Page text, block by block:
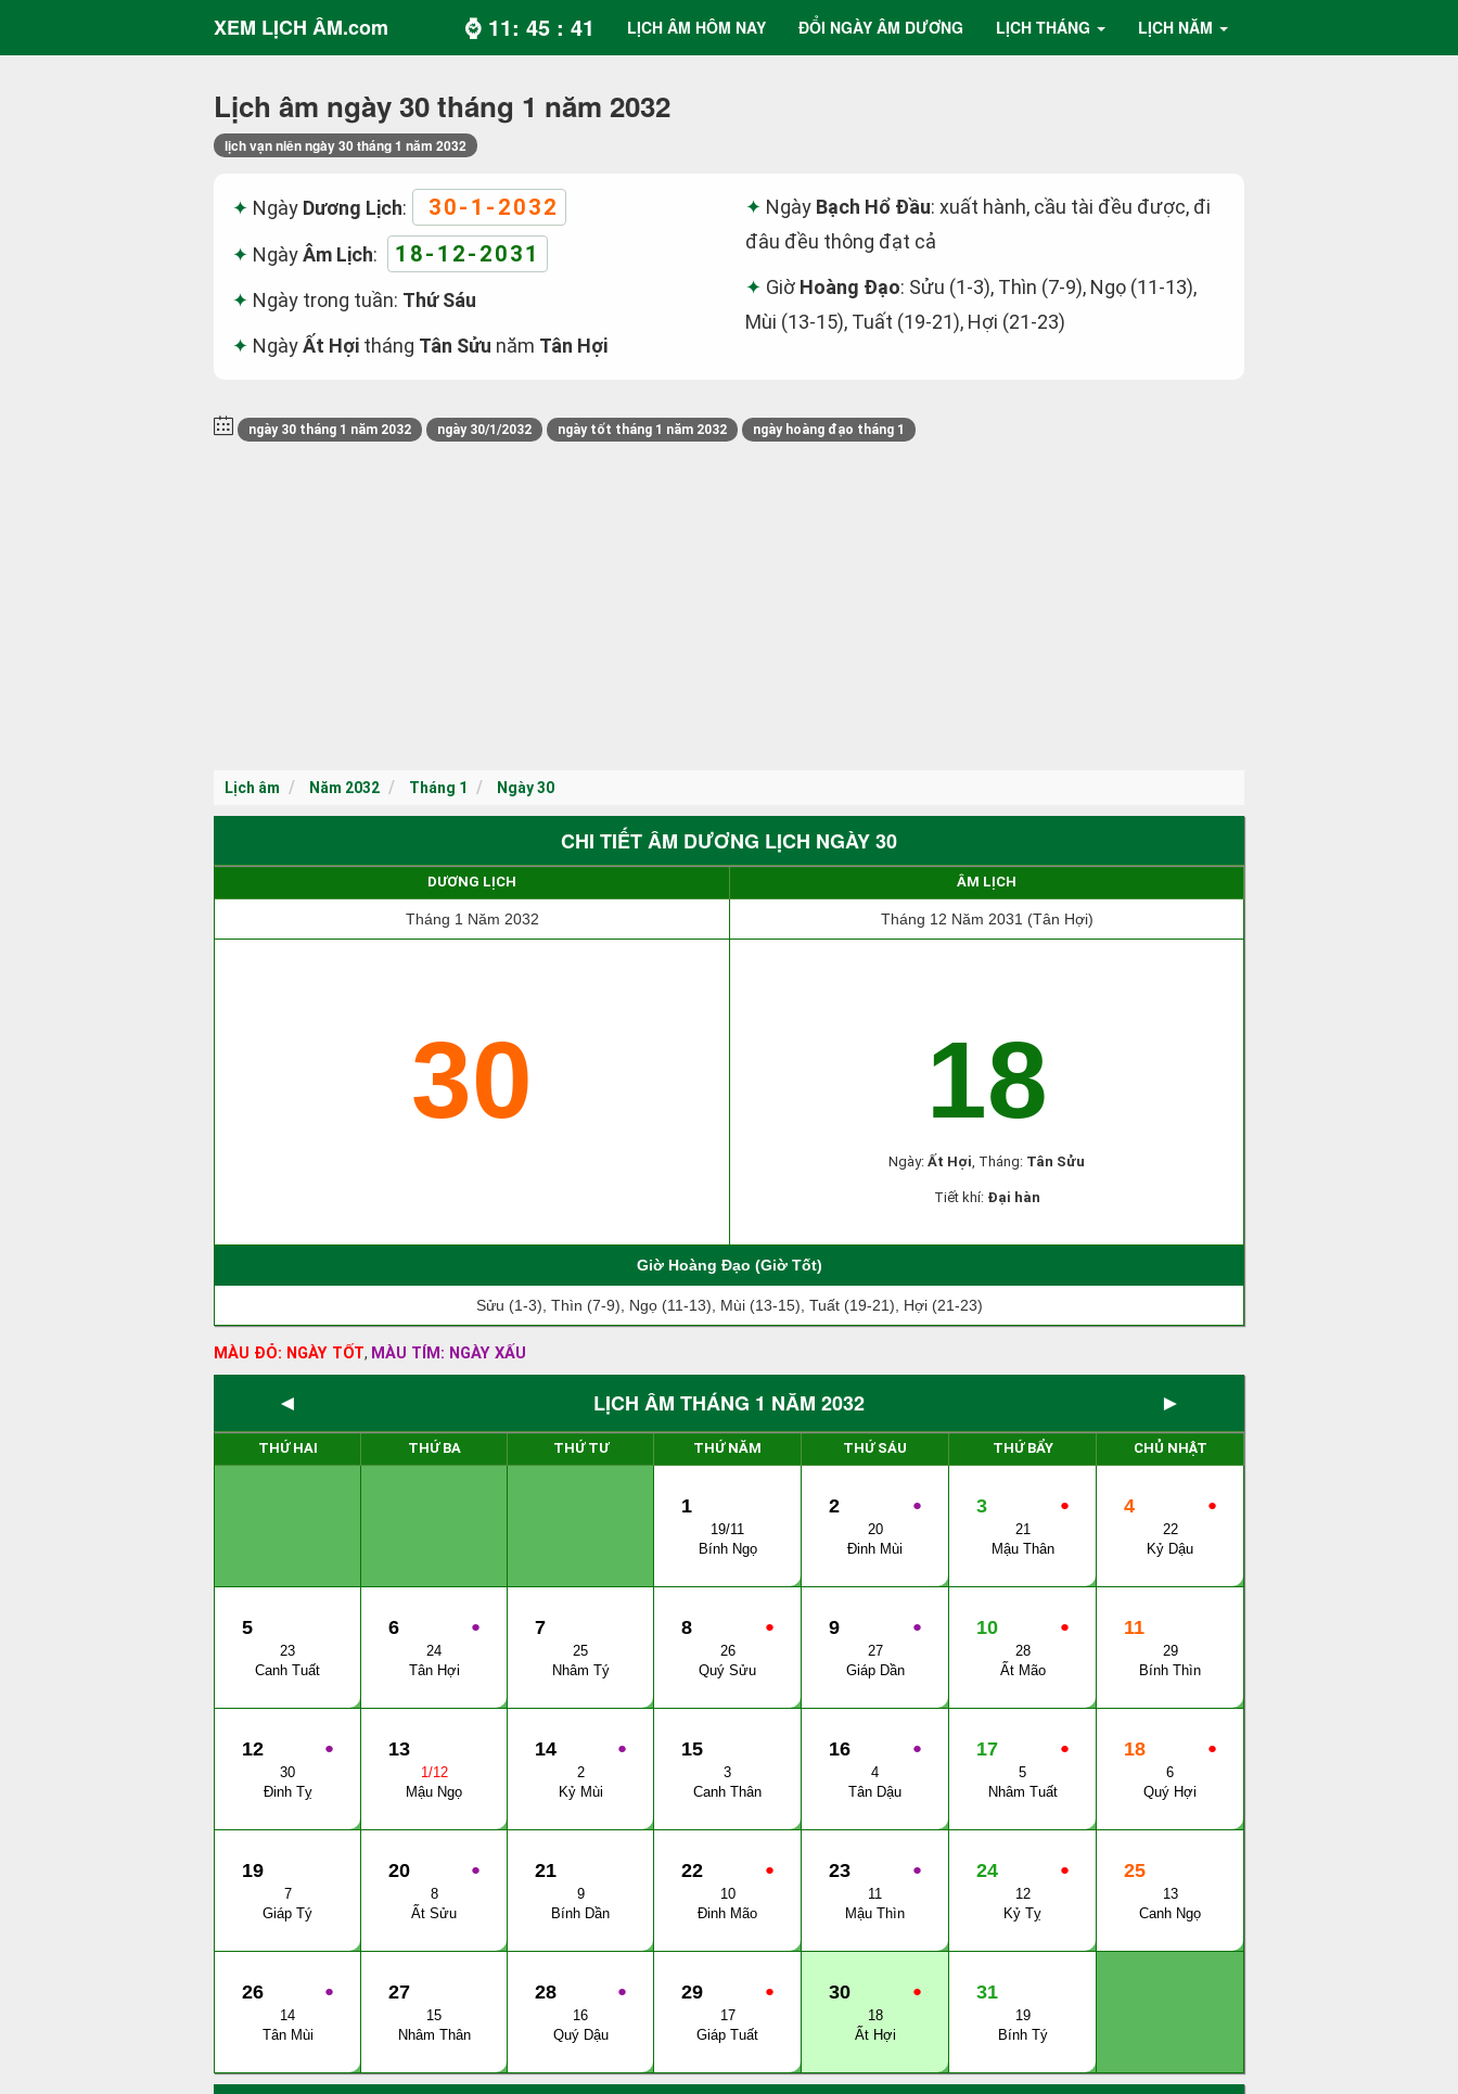
XEM LỊCH ÂM.com ⌚ 11: 45 : 42 LỊCH ÂM HÔM NAY ĐỔI NGÀY ÂM DƯƠNG LỊCH THÁNG LỊCH NĂM
Lịch âm ngày 30 tháng 1 năm 2032
lịch vạn niên ngày 30 tháng 1 năm 2032
Ngày Dương Lịch: 30-1-2032
NgàyÂm Lịch: 18-12-2031
Ngày trong tuần: Thứ Sáu
NgàyẤt Hợi tháng Tân Sửu năm Tân Hợi
Ngày Bạch Hổ Đầu: xuất hành, cầu tài đều được, đi
đâu đều thông đạt cả
Giờ Hoàng Đạo: Sửu (1-3), Thìn (7-9), Ngọ (11-13),
Mùi (13-15), Tuất (19-21), Hợi (21-23)
ngày 30 tháng 1 năm 2032 ngày 30/1/2032 ngày tốt tháng 1 năm 2032 ngày hoàng đạo tháng 1
Lịch âm Năm 2032 Tháng 1 Ngày 30
CHI TIẾT ÂM DƯƠNG LỊCH NGÀY 30
DƯƠNG LỊCH ÂM LỊCH
Tháng 1 Năm 2032 Tháng 12 Năm 2031 (Tân Hợi)
30 18
Ngày: Ất Hợi, Tháng: Tân Sửu
Tiết khí: Đại hàn
Giờ Hoàng Đạo (Giờ Tốt)
Sửu (1-3), Thìn (7-9), Ngọ (11-13), Mùi (13-15), Tuất (19-21), Hợi (21-23)
MÀU ĐỎ: NGÀY TỐT, MÀU TÍM: NGÀY XẤU
◄ LỊCH ÂM THÁNG 1 NĂM 2032 ►
THỨ HAI THỨ BA THỨ TƯ THỨ NĂM THỨ SÁU THỨ BẨY CHỦ NHẬT
1
19/11
Bính Ngọ
●
2
20
Đinh Mùi
●
3
21
Mậu Thân
●
4
22
Kỷ Dậu
5
23
Canh Tuất
●
6
24
Tân Hợi
7
25
Nhâm Tý
●
8
26
Quý Sửu
●
9
27
Giáp Dần
●
10
28
Ất Mão
11
29
Bính Thìn
●
12
30
Đinh Tỵ
13
1/12
Mậu Ngọ
●
14
2
Kỷ Mùi
15
3
Canh Thân
●
16
4
Tân Dậu
●
17
5
Nhâm Tuất
●
18
6
Quý Hợi
19
7
Giáp Tý
●
20
8
Ất Sửu
21
9
Bính Dần
●
22
10
Đinh Mão
●
23
11
Mậu Thìn
●
24
12
Kỷ Tỵ
25
13
Canh Ngọ
●
26
14
Tân Mùi
27
15
Nhâm Thân
●
28
16
Quý Dậu
●
29
17
Giáp Tuất
●
30
18
Ất Hợi
31
19
Bính Tý